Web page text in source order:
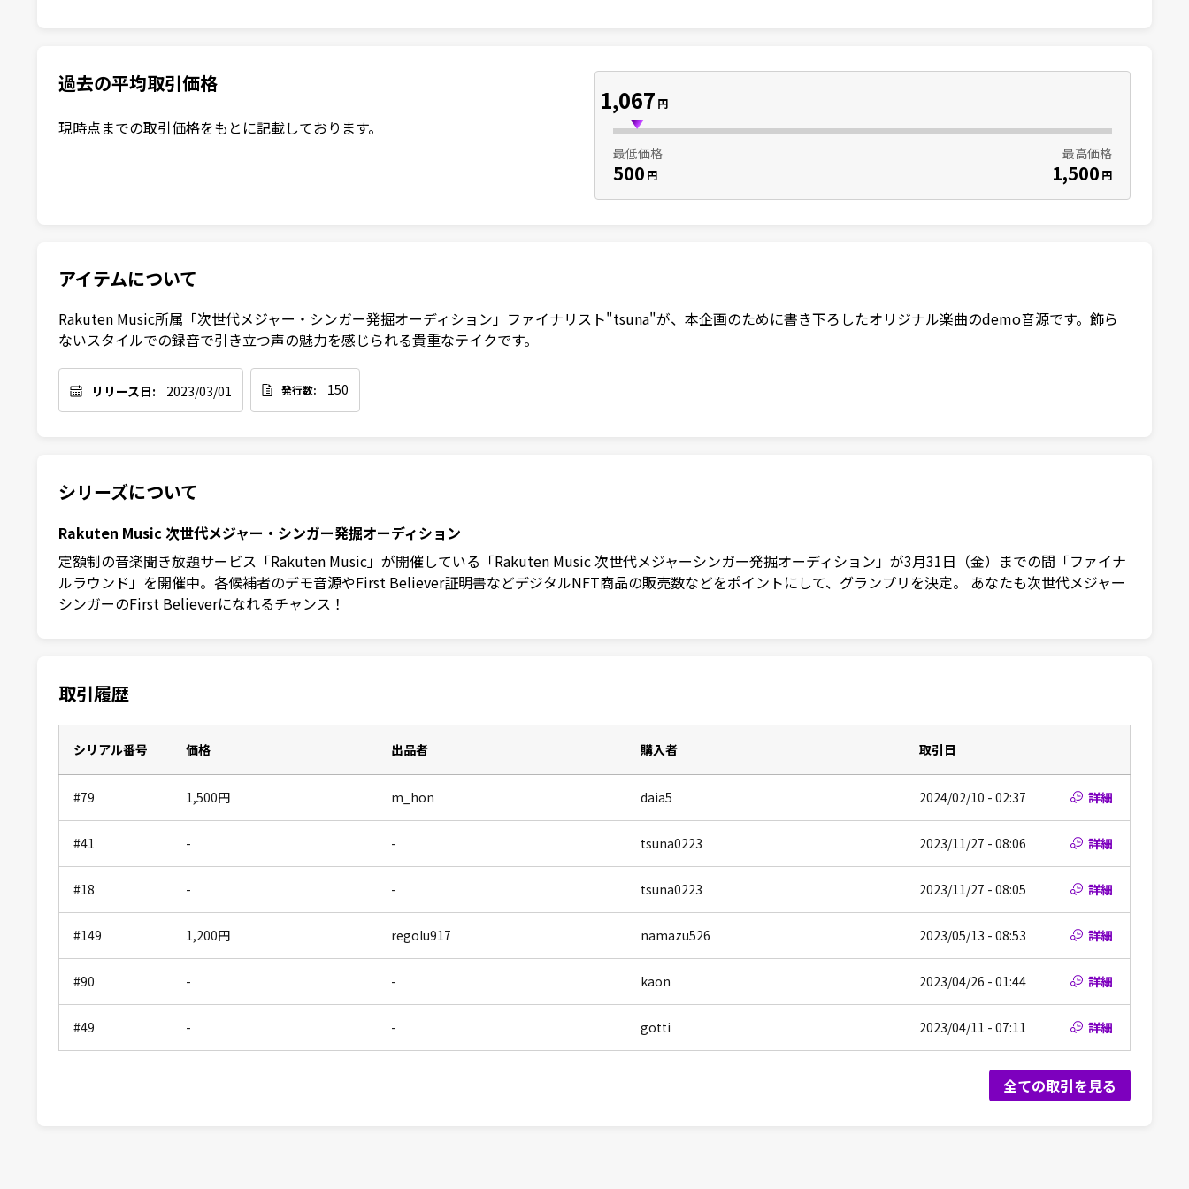
過去の平均取引価格
現時点までの取引価格をもとに記載しております。
1,067 円
最低価格
500 円
最高価格
1,500 円
アイテムについて
Rakuten Music所属「次世代メジャー・シンガー発掘オーディション」ファイナリスト"tsuna"が、本企画のために書き下ろしたオリジナル楽曲のdemo音源です。飾ら
ないスタイルでの録音で引き立つ声の魅力を感じられる貴重なテイクです。
リリース日: 2023/03/01 発行数: 150
シリーズについて
Rakuten Music 次世代メジャー・シンガー発掘オーディション
定額制の音楽聞き放題サービス「Rakuten Music」が開催している「Rakuten Music 次世代メジャーシンガー発掘オーディション」が3月31日（金）までの間「ファイナ
ルラウンド」を開催中。各候補者のデモ音源やFirst Believer証明書などデジタルNFT商品の販売数などをポイントにして、グランプリを決定。 あなたも次世代メジャー
シンガーのFirst Believerになれるチャンス！
取引履歴
シリアル番号 価格 出品者 購入者 取引日
#79 1,500円 m_hon daia5 2024/02/10 - 02:37 詳細
#41 - - tsuna0223 2023/11/27 - 08:06 詳細
#18 - - tsuna0223 2023/11/27 - 08:05 詳細
#149 1,200円 regolu917 namazu526 2023/05/13 - 08:53 詳細
#90 - - kaon 2023/04/26 - 01:44 詳細
#49 - - gotti 2023/04/11 - 07:11 詳細
全ての取引を見る